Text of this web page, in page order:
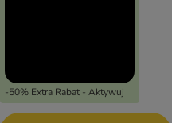
-50% Extra Rabat - Aktywuj